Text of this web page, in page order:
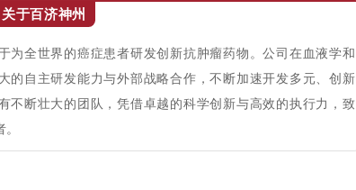
关于百济神州
为全世界的癌症患者研发创新抗肿瘤药物。公司在血液学和
的自主研发能力与外部战略合作，不断加速开发多元、创新
不断壮大的团队，凭借卓越的科学创新与高效的执行力，致